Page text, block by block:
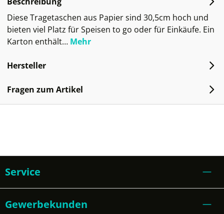
Diese Tragetaschen aus Papier sind 30,5cm hoch und
bieten viel Platz für Speisen to go oder für Einkäufe. Ein
Karton enthält… Mehr
Hersteller
Fragen zum Artikel
Service
Gewerbekunden